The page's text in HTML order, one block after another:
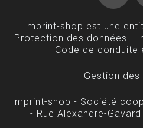
mprint-shop est une
Protection des données -
Code de conduite
Gestion
mprint-shop - Société
- Rue Alexandre-